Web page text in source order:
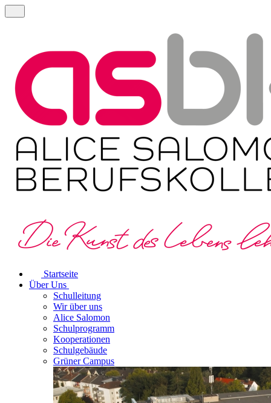
Startseite
Über Uns
Schulleitung
Wir über uns
Alice Salomon
Schulprogramm
Kooperationen
Schulgebäude
Grüner Campus